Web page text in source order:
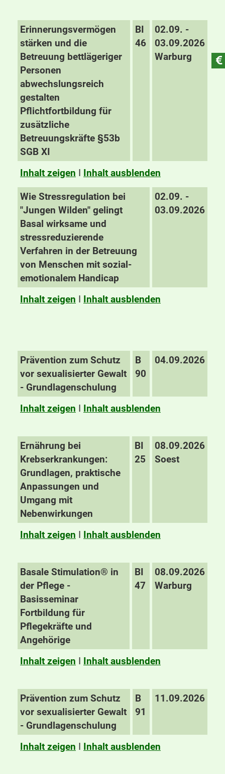
Erinnerungsvermögen
stärken und die
Betreuung bettlägeriger
Personen
abwechslungsreich
gestalten
Pflichtfortbildung für
zusätzliche
Betreuungskräfte §53b
SGB XI
BI
46
02.09. -
03.09.2026
Warburg
Inhalt zeigen I Inhalt ausblenden
Wie Stressregulation bei
"Jungen Wilden" gelingt
Basal wirksame und
stressreduzierende
Verfahren in der Betreuung
von Menschen mit sozial-
emotionalem Handicap
02.09. -
03.09.2026
Inhalt zeigen I Inhalt ausblenden
Prävention zum Schutz
vor sexualisierter Gewalt
- Grundlagenschulung
B
90
04.09.2026
Inhalt zeigen I Inhalt ausblenden
Ernährung bei
Krebserkrankungen:
Grundlagen, praktische
Anpassungen und
Umgang mit
Nebenwirkungen
BI
25
08.09.2026
Soest
Inhalt zeigen I Inhalt ausblenden
Basale Stimulation® in
der Pflege -
Basisseminar
Fortbildung für
Pflegekräfte und
Angehörige
BI
47
08.09.2026
Warburg
Inhalt zeigen I Inhalt ausblenden
Prävention zum Schutz
vor sexualisierter Gewalt
- Grundlagenschulung
B
91
11.09.2026
Inhalt zeigen I Inhalt ausblenden